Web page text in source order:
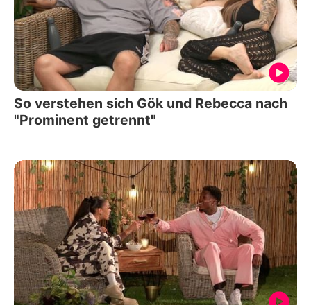
So verstehen sich Gök und Rebecca nach
"Prominent getrennt"